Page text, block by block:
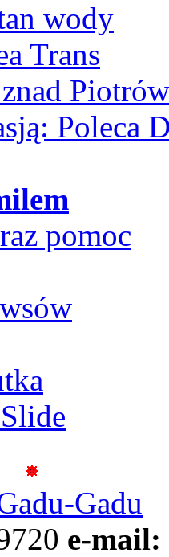
wody
Trans
Poleca
pomoc
Gadu
e-mail: